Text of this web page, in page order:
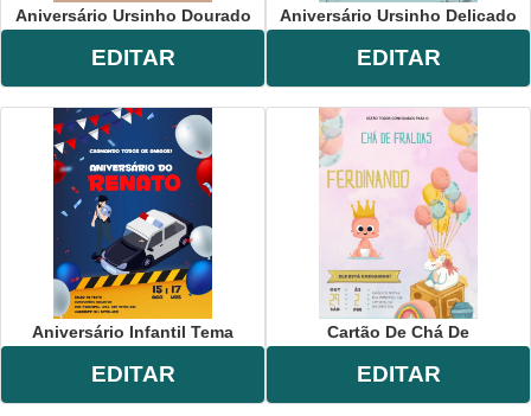
Aniversário Ursinho Dourado
EDITAR
Aniversário Ursinho Delicado
EDITAR
Aniversário Infantil Tema
EDITAR
Cartão De Chá De
EDITAR